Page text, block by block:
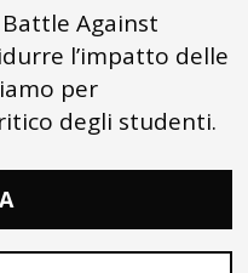
Against
l’impatto delle
per
degli studenti.